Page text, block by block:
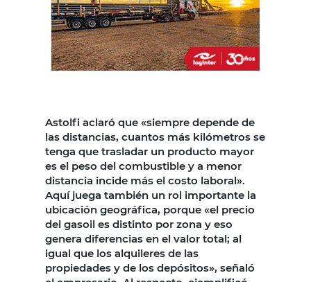
Astolfi aclaró que «siempre depende de
las distancias, cuantos más kilómetros se
tenga que trasladar un producto mayor
es el peso del combustible y a menor
distancia incide más el costo laboral».
Aquí juega también un rol importante la
ubicación geográfica, porque «el precio
del gasoil es distinto por zona y eso
genera diferencias en el valor total; al
igual que los alquileres de las
propiedades y de los depósitos», señaló